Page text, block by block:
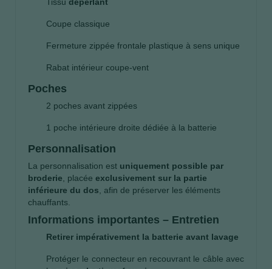
Coupe classique
Fermeture zippée frontale plastique à sens unique
Rabat intérieur coupe-vent
Poches
2 poches avant zippées
1 poche intérieure droite dédiée à la batterie
Personnalisation
La personnalisation est uniquement possible par
broderie , placée exclusivement sur la partie
inférieure du dos , afin de préserver les éléments
chauffants.
Informations importantes – Entretien
Retirer impérativement la batterie avant lavage
Protéger le connecteur en recouvrant le câble avec